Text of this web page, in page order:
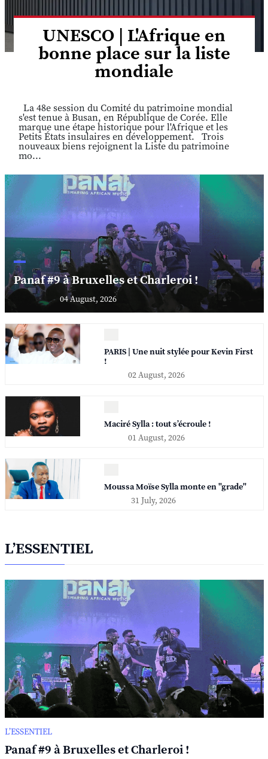
UNESCO | L'Afrique en
bonne place sur la liste
mondiale
La 48e session du Comité du patrimoine mondial
s'est tenue à Busan, en République de Corée. Elle
marque une étape historique pour l'Afrique et les
Petits États insulaires en développement. Trois
nouveaux biens rejoignent la Liste du patrimoine
mo...
Panaf #9 à Bruxelles et Charleroi !
04 August, 2026
PARIS | Une nuit stylée pour Kevin First
!
02 August, 2026
Maciré Sylla : tout s’écroule !
01 August, 2026
Moussa Moïse Sylla monte en "grade"
31 July, 2026
L’ESSENTIEL
L’ESSENTIEL
Panaf #9 à Bruxelles et Charleroi !